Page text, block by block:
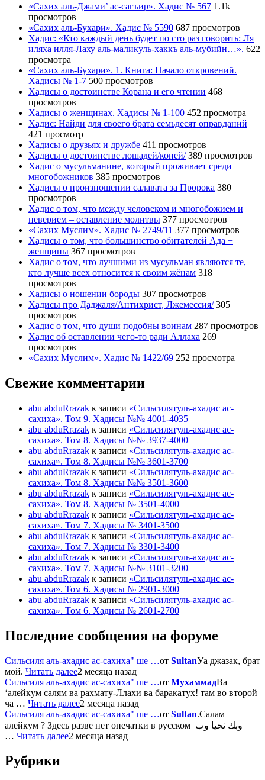
«Сахих аль-Джами’ ас-сагъир». Хадис № 567 1.1k
просмотров
«Сахих аль-Бухари». Хадис № 5590 687 просмотров
Хадис: «Кто каждый день будет по сто раз говорить: Ля
иляха илля-Лаху аль-маликуль-хаккъ аль-мубийн…». 622
просмотра
«Сахих аль-Бухари». 1. Книга: Начало откровений.
Хадисы № 1-7 500 просмотров
Хадисы о достоинстве Корана и его чтении 468
просмотров
Хадисы о женщинах. Хадисы № 1-100 452 просмотра
Хадис: Найди для своего брата семьдесят оправданий
421 просмотр
Хадисы о друзьях и дружбе 411 просмотров
Хадисы о достоинстве лошадей/коней/ 389 просмотров
Хадис о мусульманине, который проживает среди
многобожников 385 просмотров
Хадисы о произношении салавата за Пророка 380
просмотров
Хадис о том, что между человеком и многобожием и
неверием – оставление молитвы 377 просмотров
«Сахих Муслим». Хадис № 2749/11 377 просмотров
Хадисы о том, что большинство обитателей Ада −
женщины 367 просмотров
Хадис о том, что лучшими из мусульман являются те,
кто лучше всех относится к своим жёнам 318
просмотров
Хадисы о ношении бороды 307 просмотров
Хадисы про Даджаля/Антихрист, Лжемессия/ 305
просмотров
Хадис о том, что души подобны воинам 287 просмотров
Хадис об оставлении чего-то ради Аллаха 269
просмотров
«Сахих Муслим». Хадис № 1422/69 252 просмотра
Свежие комментарии
abu abduRrazak к записи «Сильсилятуль-ахадис ас-
сахиха». Том 9. Хадисы №№ 4001-4035
abu abduRrazak к записи «Сильсилятуль-ахадис ас-
сахиха». Том 8. Хадисы №№ 3937-4000
abu abduRrazak к записи «Сильсилятуль-ахадис ас-
сахиха». Том 8. Хадисы №№ 3601-3700
abu abduRrazak к записи «Сильсилятуль-ахадис ас-
сахиха». Том 8. Хадисы №№ 3501-3600
abu abduRrazak к записи «Сильсилятуль-ахадис ас-
сахиха». Том 8. Хадисы № 3501-4000
abu abduRrazak к записи «Сильсилятуль-ахадис ас-
сахиха». Том 7. Хадисы № 3401-3500
abu abduRrazak к записи «Сильсилятуль-ахадис ас-
сахиха». Том 7. Хадисы № 3301-3400
abu abduRrazak к записи «Сильсилятуль-ахадис ас-
сахиха». Том 7. Хадисы №№ 3101-3200
abu abduRrazak к записи «Сильсилятуль-ахадис ас-
сахиха». Том 6. Хадисы № 2901-3000
abu abduRrazak к записи «Сильсилятуль-ахадис ас-
сахиха». Том 6. Хадисы № 2601-2700
Последние сообщения на форуме
Сильсиля аль-ахадис ас-сахиха" ше …от SultanУа джазак, брат
мой. Читать далее2 месяца назад
Сильсиля аль-ахадис ас-сахиха" ше …от МухаммадВа
‘алейкум салям ва рахмату-Ллахи ва баракатух! там во второй
ча … Читать далее2 месяца назад
Сильсиля аль-ахадис ас-сахиха" ше …от Sultan.Салам
алейкум ? Здесь разве нет опечатки в русском وبك نحيا وب
… Читать далее2 месяца назад
Рубрики